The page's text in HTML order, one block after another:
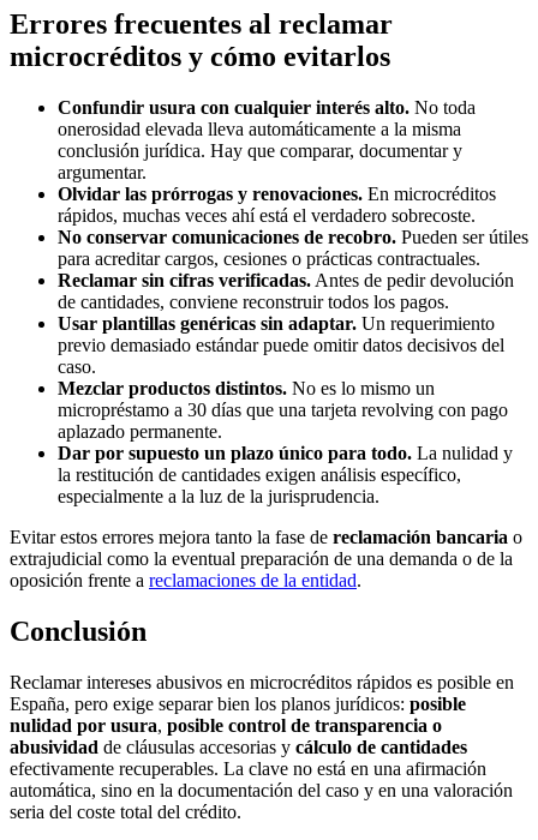
Errores frecuentes al reclamar
microcréditos y cómo evitarlos
Confundir usura con cualquier interés alto. No toda
onerosidad elevada lleva automáticamente a la misma
conclusión jurídica. Hay que comparar, documentar y
argumentar.
Olvidar las prórrogas y renovaciones. En microcréditos
rápidos, muchas veces ahí está el verdadero sobrecoste.
No conservar comunicaciones de recobro. Pueden ser útiles
para acreditar cargos, cesiones o prácticas contractuales.
Reclamar sin cifras verificadas. Antes de pedir devolución
de cantidades, conviene reconstruir todos los pagos.
Usar plantillas genéricas sin adaptar. Un requerimiento
previo demasiado estándar puede omitir datos decisivos del
caso.
Mezclar productos distintos. No es lo mismo un
micropréstamo a 30 días que una tarjeta revolving con pago
aplazado permanente.
Dar por supuesto un plazo único para todo. La nulidad y
la restitución de cantidades exigen análisis específico,
especialmente a la luz de la jurisprudencia.
Evitar estos errores mejora tanto la fase de reclamación bancaria o
extrajudicial como la eventual preparación de una demanda o de la
oposición frente a reclamaciones de la entidad.
Conclusión
Reclamar intereses abusivos en microcréditos rápidos es posible en
España, pero exige separar bien los planos jurídicos: posible
nulidad por usura, posible control de transparencia o
abusividad de cláusulas accesorias y cálculo de cantidades
efectivamente recuperables. La clave no está en una afirmación
automática, sino en la documentación del caso y en una valoración
seria del coste total del crédito.